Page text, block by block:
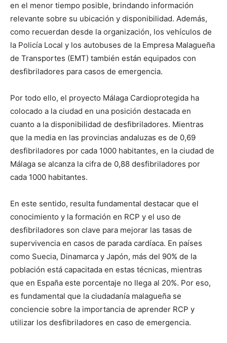
en el menor tiempo posible, brindando información
relevante sobre su ubicación y disponibilidad. Además,
como recuerdan desde la organización, los vehículos de
la Policía Local y los autobuses de la Empresa Malagueña
de Transportes (EMT) también están equipados con
desfibriladores para casos de emergencia.
Por todo ello, el proyecto Málaga Cardioprotegida ha
colocado a la ciudad en una posición destacada en
cuanto a la disponibilidad de desfibriladores. Mientras
que la media en las provincias andaluzas es de 0,69
desfibriladores por cada 1000 habitantes, en la ciudad de
Málaga se alcanza la cifra de 0,88 desfibriladores por
cada 1000 habitantes.
En este sentido, resulta fundamental destacar que el
conocimiento y la formación en RCP y el uso de
desfibriladores son clave para mejorar las tasas de
supervivencia en casos de parada cardíaca. En países
como Suecia, Dinamarca y Japón, más del 90% de la
población está capacitada en estas técnicas, mientras
que en España este porcentaje no llega al 20%. Por eso,
es fundamental que la ciudadanía malagueña se
conciencie sobre la importancia de aprender RCP y
utilizar los desfibriladores en caso de emergencia.